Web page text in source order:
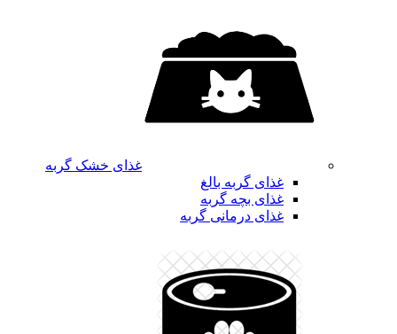
غذای خشک گربه
غذای گربه بالغ
غذای بچه گربه
غذای درمانی گربه